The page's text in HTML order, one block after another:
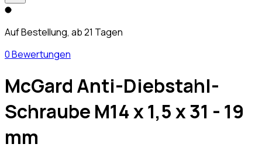
Auf Bestellung, ab 21 Tagen
0 Bewertungen
McGard Anti-Diebstahl-
Schraube M14 x 1,5 x 31 - 19
mm